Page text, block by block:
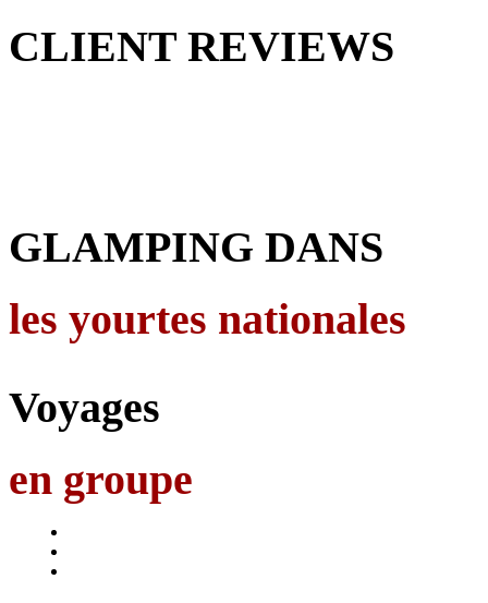
CLIENT REVIEWS
GLAMPING DANS
les yourtes nationales
Voyages
en groupe